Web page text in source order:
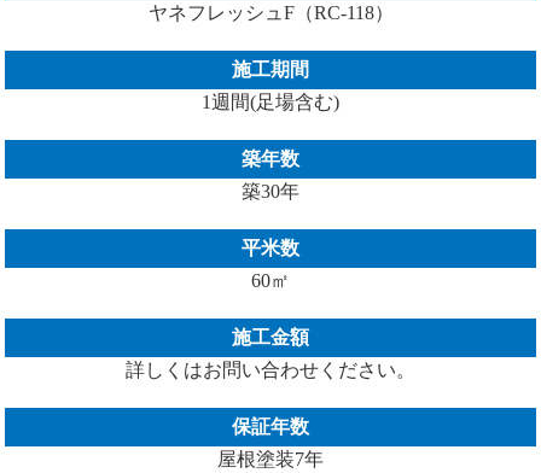
ヤネフレッシュF（RC-118）
施工期間
1週間(足場含む)
築年数
築30年
平米数
60㎡
施工金額
詳しくはお問い合わせください。
保証年数
屋根塗装7年